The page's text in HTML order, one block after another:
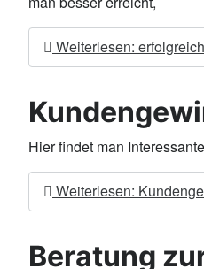
Weiterlesen:
Hier findet man
Weiterlesen:
Beratung